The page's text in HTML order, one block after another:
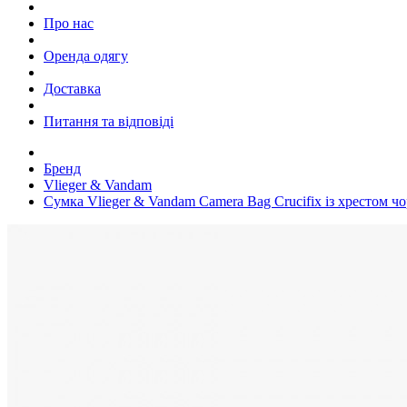
Про нас
Оренда одягу
Доставка
Питання та відповіді
Бренд
Vlieger & Vandam
Сумка Vlieger & Vandam Camera Bag Crucifix із хрестом